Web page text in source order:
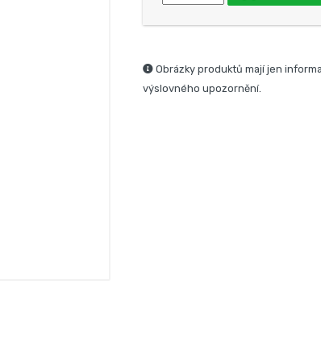
Obrázky produktů mají jen
výslovného upozornění.